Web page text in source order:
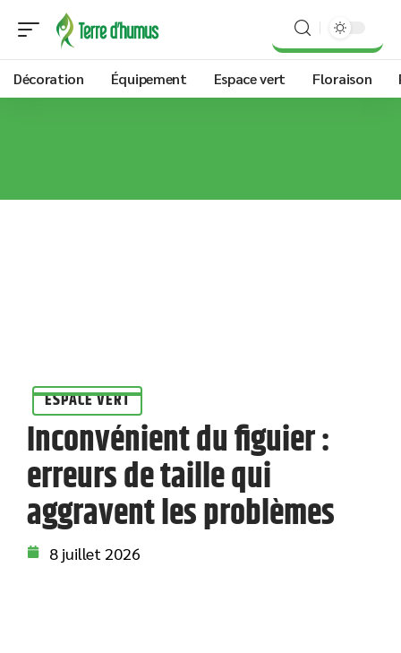
Décoration Équipement Espace vert Floraison
ESPACE VERT
Inconvénient du figuier :
erreurs de taille qui
aggravent les problèmes
8 juillet 2026